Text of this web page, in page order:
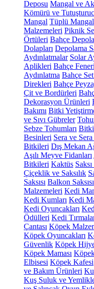
Deposu Mangal ve
Kömürü ve
Mangal Tüplü Mangal
Malzemeleri Piknik
Örtüleri Bahçe
Dolapları Depolama
Aydınlatmalar Solar
Aplikleri Bahçe
Aydınlatma Bahçe
Direkleri Bahçe
Çit ve Bordürleri
Dekorasyon Ürünleri
Bakımı Bitki
ve Sıvı Gübreler
Sebze Tohumları Bitki
Besinleri Sera ve
Bitkileri Dış Mekan
Aşılı Meyve Fidanları
Bitkileri Kaktüs
Çiçeklik ve Saksılık
Saksısı Balkon Saksısı
Malzemeleri Kedi
Kedi Kumları Kedi
Kedi Oyuncakları
Ödülleri Kedi
Çantası Köpek
Köpek Oyuncakları
Güvenlik Köpek
Köpek Maması
Elbisesi Köpek Kafesi
ve Bakım Ürünleri
Kuş Suluk ve